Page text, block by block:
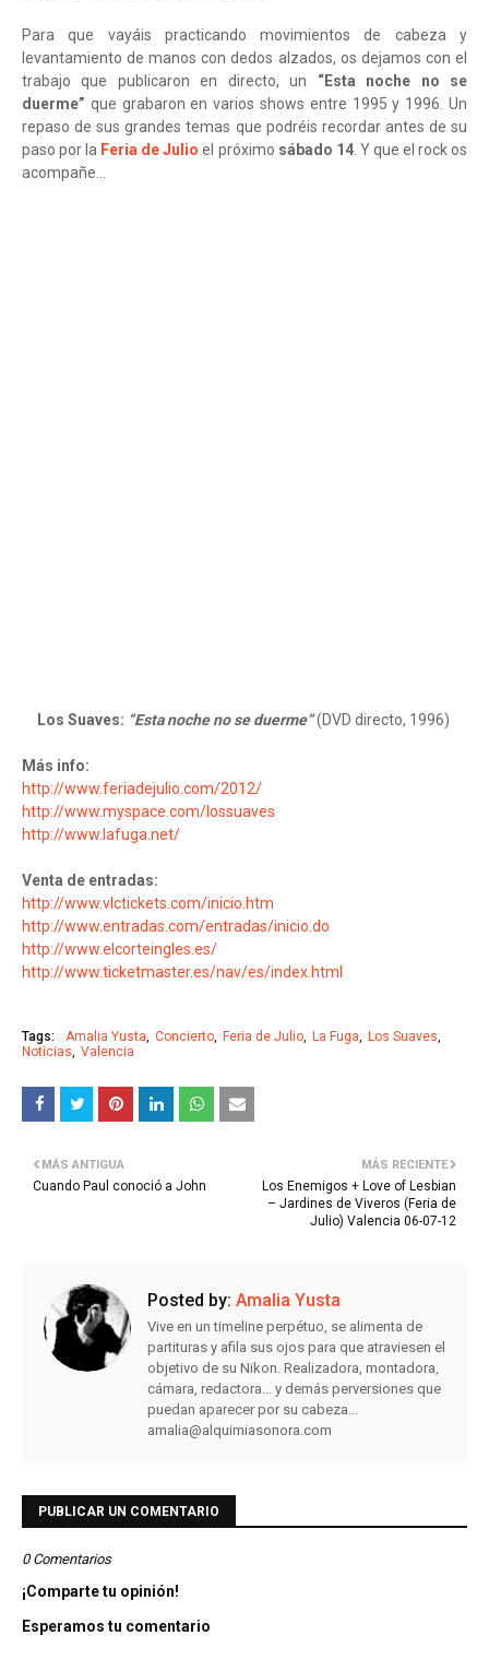
Para que vayáis practicando movimientos de cabeza y
levantamiento de manos con dedos alzados, os dejamos con el
trabajo que publicaron en directo, un “Esta noche no se
duerme” que grabaron en varios shows entre 1995 y 1996. Un
repaso de sus grandes temas que podréis recordar antes de su
paso por la Feria de Julio el próximo sábado 14. Y que el rock os
acompañe...
Los Suaves: “Esta noche no se duerme” (DVD directo, 1996)
Más info:
http://www.feriadejulio.com/2012/
http://www.myspace.com/lossuaves
http://www.lafuga.net/
Venta de entradas:
http://www.vlctickets.com/inicio.htm
http://www.entradas.com/entradas/inicio.do
http://www.elcorteingles.es/
http://www.ticketmaster.es/nav/es/index.html
Tags: Amalia Yusta Concierto Feria de Julio La Fuga
Los Suaves
Noticias
Valencia
MÁS RECIENTE
Los Enemigos + Love of Lesbian
– Jardines de Viveros (Feria de
Julio) Valencia 06-07-12
MÁS ANTIGUA
Cuando Paul conoció a John
Posted by: Amalia Yusta
Vive en un timeline perpétuo, se alimenta de
partituras y afila sus ojos para que atraviesen el
objetivo de su Nikon. Realizadora, montadora,
cámara, redactora... y demás perversiones que
puedan aparecer por su cabeza...
amalia@alquimiasonora.com
PUBLICAR UN COMENTARIO
0 Comentarios
¡Comparte tu opinión!
Esperamos tu comentario